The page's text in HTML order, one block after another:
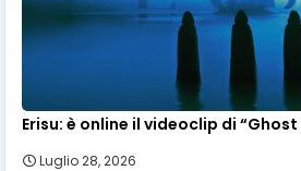
Erisu: è online il videoclip di “Ghost
Luglio 28, 2026